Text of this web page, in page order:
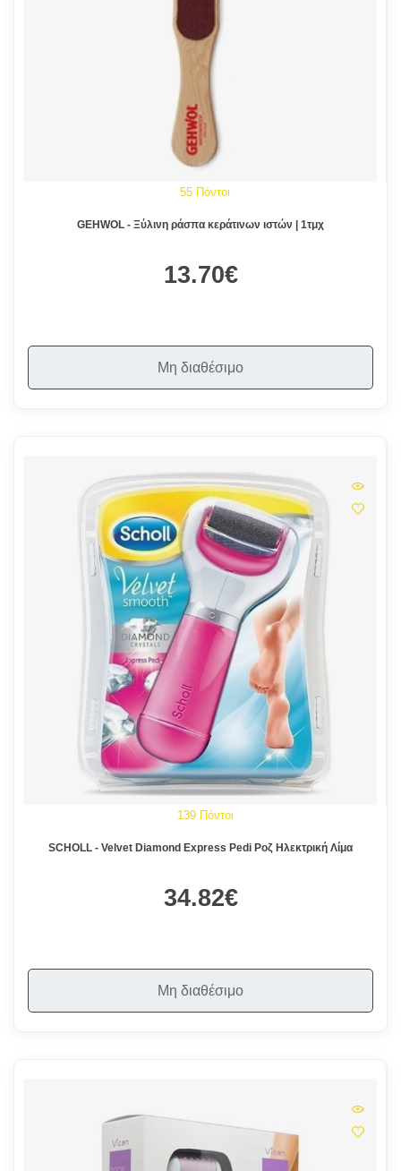
55 Πόντοι
GEHWOL - Ξύλινη ράσπα κεράτινων ιστών | 1τμχ
13.70€
Μη διαθέσιμο
139 Πόντοι
SCHOLL - Velvet Diamond Express Pedi Ροζ Ηλεκτρική Λίμα
34.82€
Μη διαθέσιμο